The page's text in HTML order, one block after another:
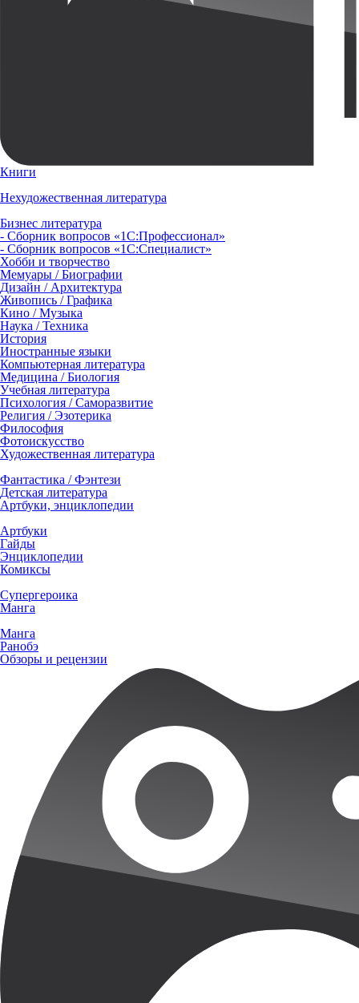
Книги
Нехудожественная литература
Бизнес литература
- Сборник вопросов «1С:Профессионал»
- Сборник вопросов «1С:Специалист»
Хобби и творчество
Мемуары / Биографии
Дизайн / Архитектура
Живопись / Графика
Кино / Музыка
Наука / Техника
История
Иностранные языки
Компьютерная литература
Медицина / Биология
Учебная литература
Психология / Саморазвитие
Религия / Эзотерика
Философия
Фотоискусство
Художественная литература
Фантастика / Фэнтези
Детская литература
Артбуки, энциклопедии
Артбуки
Гайды
Энциклопедии
Комиксы
Супергероика
Манга
Манга
Ранобэ
Обзоры и рецензии